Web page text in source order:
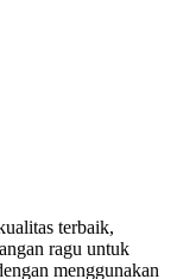
terbaik,
ragu untuk
menggunakan